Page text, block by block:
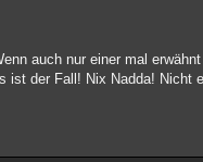
auch nur einer mal
ist der Fall! Nix Nadda! Nicht